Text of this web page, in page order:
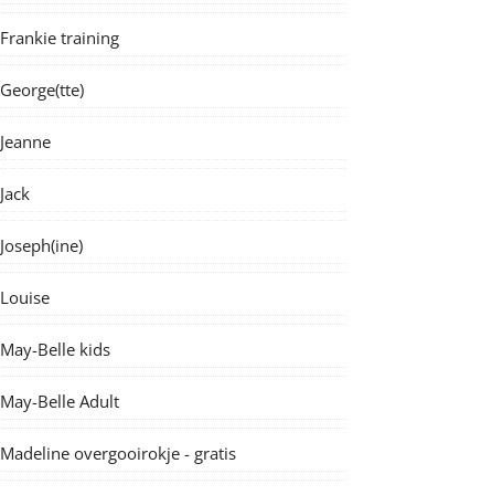
Frankie training
George(tte)
Jeanne
Jack
Joseph(ine)
Louise
May-Belle kids
May-Belle Adult
Madeline overgooirokje - gratis